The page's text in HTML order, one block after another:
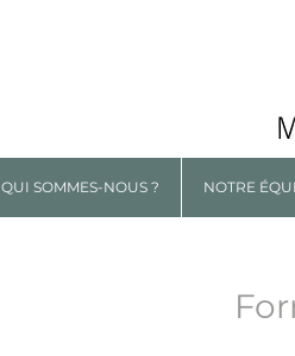
QUI SOMMES-NOUS ? NOTRE